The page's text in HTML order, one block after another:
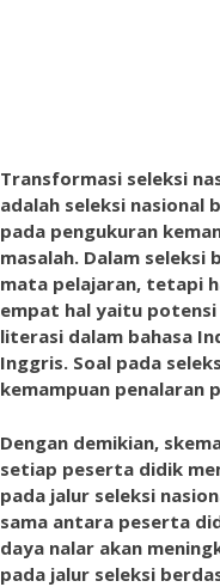
Transformasi seleksi
adalah seleksi nasional
pada pengukuran
masalah. Dalam
mata pelajaran, tetapi
empat hal yaitu
literasi dalam bahasa
Inggris. Soal pada
kemampuan penalaran
Dengan demikian,
setiap peserta didik
pada jalur seleksi
sama antara peserta
daya nalar akan
pada jalur seleksi